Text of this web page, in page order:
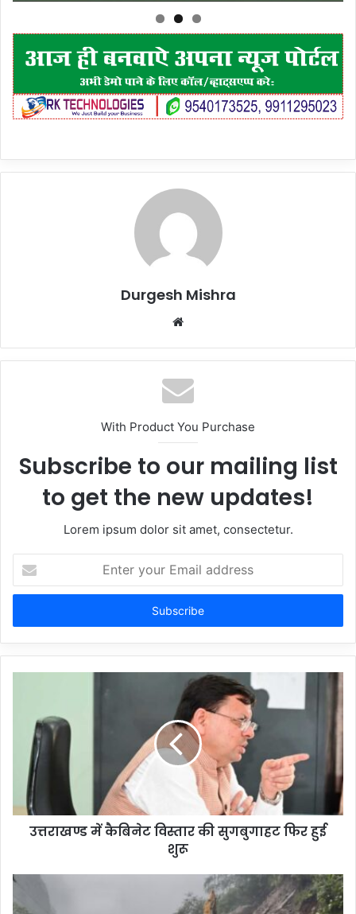
Durgesh Mishra
Website
With Product You Purchase
Subscribe to our mailing list
to get the new updates!
Lorem ipsum dolor sit amet, consectetur.
your
Email
उत्तराखण्ड में कैबिनेट विस्तार की सुगबुगाहट फिर हुई
शुरू